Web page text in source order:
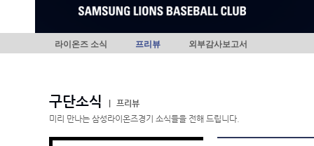
라이온즈 소식 프리뷰 외부감사보고서
구단소식
프리뷰
미리 만나는 삼성라이온즈경기 소식들을 전해 드립니다.